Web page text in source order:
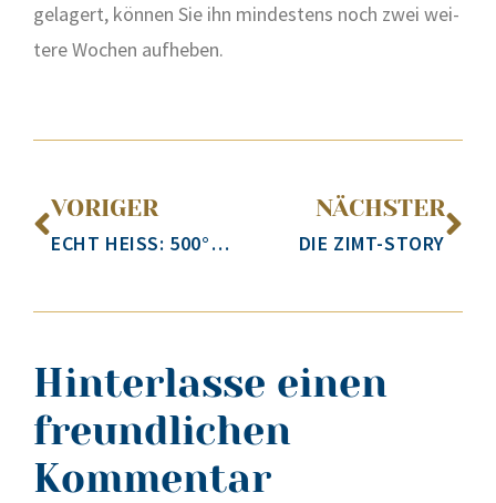
gela­gert, kön­nen Sie ihn min­des­tens noch zwei wei­
te­re Wochen auf­he­ben.
VORIGER
ECHT HEISS: 500°C WINTERSTIMMUNG!
NÄCHSTER
DIE ZIMT-STORY
Hinterlasse einen
freundlichen
Kommentar